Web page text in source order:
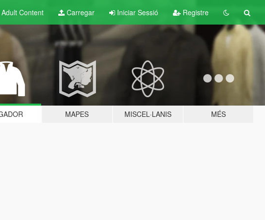
Content Carregar Iniciar Sessió Registre
MAPES MISCEL·LANIS MÉS